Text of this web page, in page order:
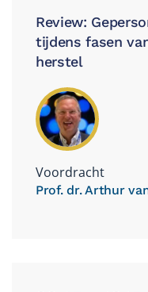
Review:
tijdens fasen
herstel
Voordracht
Prof. dr. Arthur